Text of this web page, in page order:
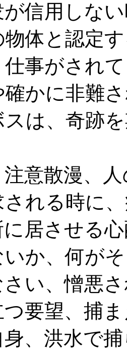
信用しな
物体と認定
事がされ
かに非難
スは、奇跡
意散漫、
される時に
居させる
か、何が
い、憎悪
つ要望、捕
身、洪水で